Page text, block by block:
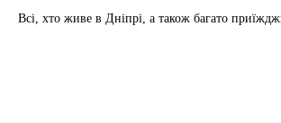
Всі, хто живе в Дніпрі, а також багато